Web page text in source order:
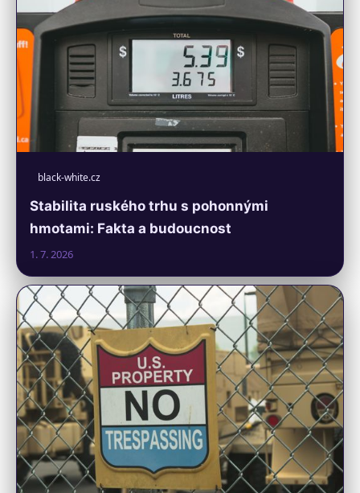
black-white.cz
Stabilita ruského trhu s pohonnými
hmotami: Fakta a budoucnost
1. 7. 2026